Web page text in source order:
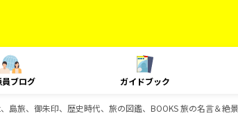
ブログ ガイドブック
旅、御朱印、歴史時代、旅の図鑑、BOOKS 旅の名言＆絶